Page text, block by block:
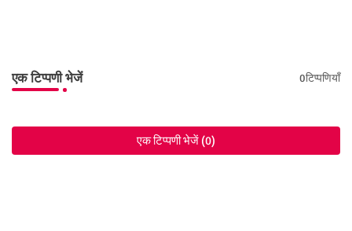
एक टिप्पणी भेजें 0टिप्पणियाँ
एक टिप्पणी भेजें (0)